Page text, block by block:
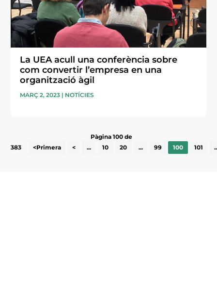
La UEA acull una conferència sobre
com convertir l’empresa en una
organització àgil
MARÇ 2, 2023 | NOTÍCIES
Pàgina 100 de
383
<Primera < ... 10 20 ... 99 100 101